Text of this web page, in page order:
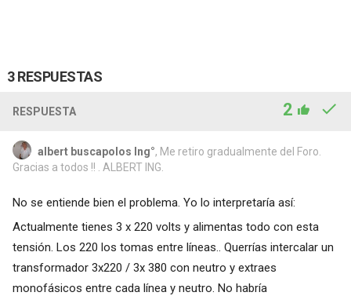
3 RESPUESTAS
RESPUESTA 2
albert buscapolos Ing°, Me retiro gradualmente del Foro.
Gracias a todos !! . ALBERT ING.
No se entiende bien el problema. Yo lo interpretaría así:
Actualmente tienes 3 x 220 volts y alimentas todo con esta
tensión. Los 220 los tomas entre líneas.. Querrías intercalar un
transformador 3x220 / 3x 380 con neutro y extraes
monofásicos entre cada línea y neutro. No habría